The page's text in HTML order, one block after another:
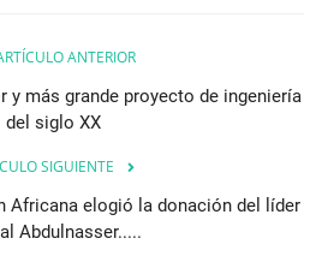
ANTERIOR
y más grande proyecto de ingeniería
del siglo XX
SIGUIENTE
Africana elogió la donación del líder
Abdulnasser.....